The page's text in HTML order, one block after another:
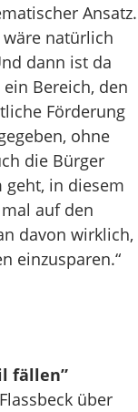
Ansatz.
natürlich
dann ist da
Bereich, den
Förderung
ohne
die Bürger
geht, in diesem
auf den
davon wirklich,
einzusparen.“
fällen”
über